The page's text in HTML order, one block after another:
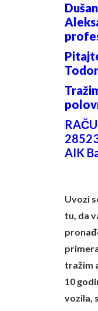
AIK
Uvozi
tu, da
tražim
10
vozila,